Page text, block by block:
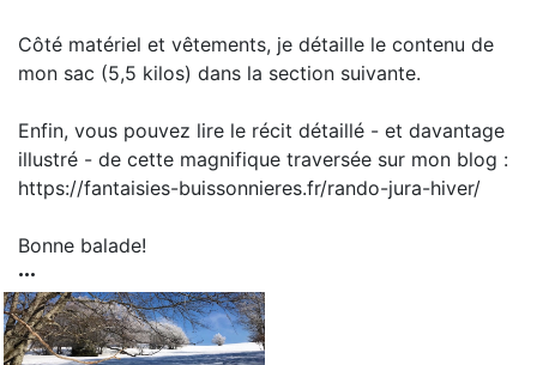
Côté matériel et vêtements, je détaille le contenu de
mon sac (5,5 kilos) dans la section suivante.
Enfin, vous pouvez lire le récit détaillé - et davantage
illustré - de cette magnifique traversée sur mon blog :
https://fantaisies-buissonnieres.fr/rando-jura-hiver/
Bonne balade!